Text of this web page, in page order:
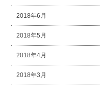
2018年6月
2018年5月
2018年4月
2018年3月